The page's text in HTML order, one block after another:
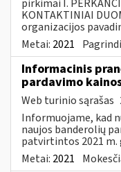
pirkimai I.
KONTAKTINIAI
organizacijos
Metai: 2021
Informacinis
pardavimo
Web turinio sąrašas
Informuojame, kad
naujos banderolių
patvirtintos 2021 m.
Metai: 2021